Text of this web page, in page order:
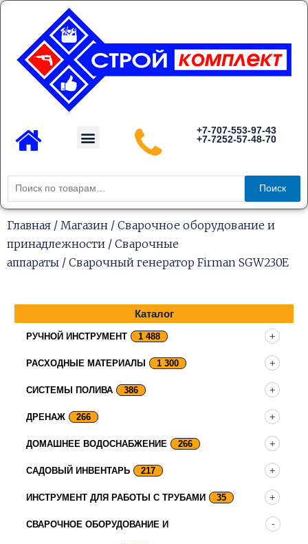
Перейти
содержимому
Menu
+7-707-553-97-43
+7-7252-57-48-70
Искать:
Поиск
Главная / Магазин / Сварочное оборудование и
принадлежности / Сварочные
аппараты / Сварочный генератор Firman SGW230E
Каталог
РУЧНОЙ ИНСТРУМЕНТ 1 488
РАСХОДНЫЕ МАТЕРИАЛЫ 1 300
СИСТЕМЫ ПОЛИВА 386
ДРЕНАЖ 266
ДОМАШНЕЕ ВОДОСНАБЖЕНИЕ 266
САДОВЫЙ ИНВЕНТАРЬ 217
ИНСТРУМЕНТ ДЛЯ РАБОТЫ С ТРУБАМИ 35
СВАРОЧНОЕ ОБОРУДОВАНИЕ И